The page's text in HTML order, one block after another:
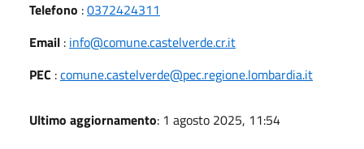
Telefono :0372424311
Email : info@comune.castelverde.cr.it
PEC :comune.castelverde@pec.regione.lombardia.it
Ultimo aggiornamento: 1 agosto 2025, 11:54